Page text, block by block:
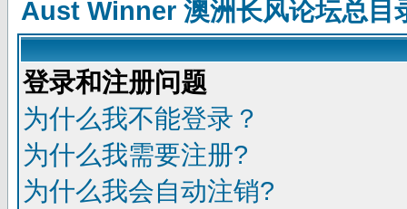
Aust Winner 澳洲长风论坛总目
登录和注册问题
为什么我不能登录？
为什么我需要注册?
为什么我会自动注销?